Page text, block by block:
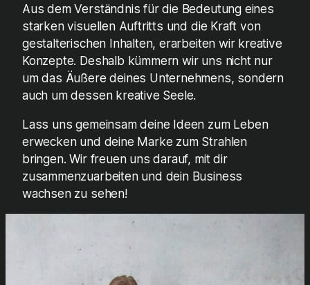
Aus dem Verständnis für die Bedeutung eines
starken visuellen Auftritts und die Kraft von
gestalterischen Inhalten, erarbeiten wir kreative
Konzepte. Deshalb kümmern wir uns nicht nur
um das Äußere deines Unternehmens, sondern
auch um dessen kreative Seele.
Lass uns gemeinsam deine Ideen zum Leben
erwecken und deine Marke zum Strahlen
bringen. Wir freuen uns darauf, mit dir
zusammenzuarbeiten und dein Business
wachsen zu sehen!